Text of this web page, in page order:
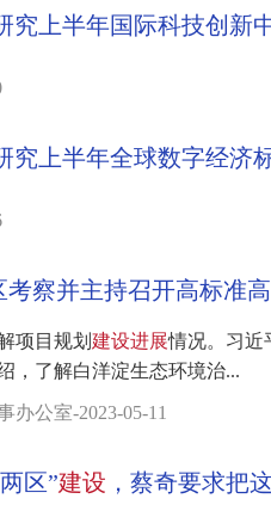
究上半年国际科技创新
究上半年全球数字经济
察并主持召开高标准
项目规划 建设进展情况。习近
，了解白洋淀生态环境治...
办公室-2023-05-11
区”建设 ，蔡奇要求把这一关键